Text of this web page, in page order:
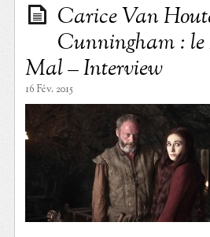
Carice Van
Cunningham : le
Mal – Interview
16 Fév. 2015